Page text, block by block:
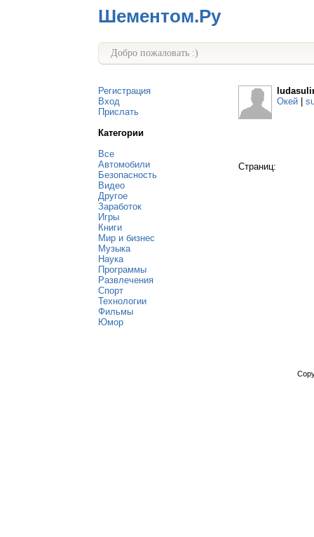
Шементом.Ру
Добро пожаловать :)
Регистрация
Вход
Прислать
Категории
Все
Автомобили
Безопасность
Видео
Другое
Заработок
Игры
Книги
Мир и бизнес
Музыка
Наука
Программы
Развлечения
Спорт
Технологии
Фильмы
Юмор
Окей
Страниц: